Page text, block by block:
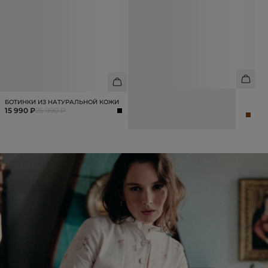
БОТИНКИ ИЗ НАТУРАЛЬНОЙ КОЖИ
15 990 ₽25 990 ₽